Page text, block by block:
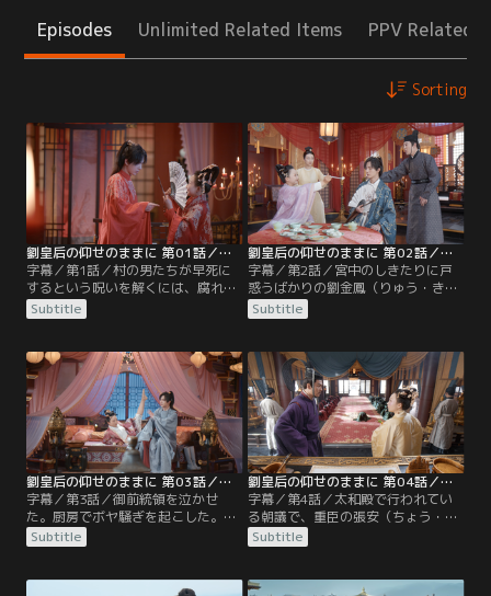
Episodes Unlimited Related Items PPV Related
Sorting
劉皇后の仰せのままに 第01話／字幕
字幕／第1話／村の男たちが早死に
するという呪いを解くには、腐れ縁
の“美顔王子”魚長崖（ぎょ・ちょう
がい）と祝言をあげるべし--。文通
に決めている黒胖（こくはん）は、
そんなお告げに従うわけにはいかな
かった。都に行き、父さんを頼れと
助言する母。
Subtitle
劉皇后の仰せのままに 第02話／字幕
字幕／第2話／宮中のしきたりに戸
惑うばかりの劉金鳳（りゅう・きん
ぽう）。一方の段雲嶂（だん・うん
しょう）も、彼女の狙いが何なのか
て、金鳳と初めて対面した太后たち
は混乱する。皇后となったのは、国
で一番の美女と噂に名高い劉白玉
（りゅう・はくぎょく）だと思って
いたのに、目の前に現れたのは…。
Subtitle
劉皇后の仰せのままに 第03話／字幕
字幕／第3話／御前統領を泣かせ
た。厨房でボヤ騒ぎを起こした。精
油の機械を壊した。--劉金鳳（りゅ
う・きんぽう）が起こした騒動は、
そんなものがかわいく思えるほどの
Subtitle
劉皇后の仰せのままに 第04話／字幕
字幕／第4話／太和殿で行われてい
る朝議で、重臣の張安（ちょう・あ
ん）から、宰相・劉歇（りゅう・け
つ）の罷免を求める声が上がった。
う段雲嶂（だん・うんしょう）に迫
Subtitle